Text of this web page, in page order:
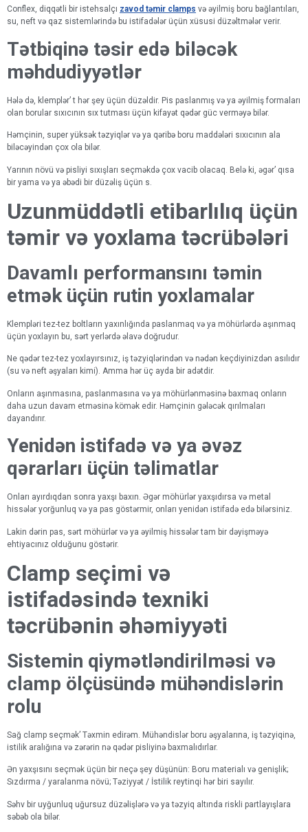
Conflex, diqqətli bir istehsalçı zavod təmir clamps və əyilmiş boru bağlantıları,
su, neft və qaz sistemlərində bu istifadələr üçün xüsusi düzəltmələr verir.
Tətbiqinə təsir edə biləcək
məhdudiyyətlər
Hələ də, klemplər’ t hər şey üçün düzəldir. Pis paslanmış və ya əyilmiş formaları
olan borular sıxıcının sıx tutması üçün kifayət qədər güc verməyə bilər.
Həmçinin, super yüksək təzyiqlər və ya qəribə boru maddələri sıxıcının ala
biləcəyindən çox ola bilər.
Yarının növü və pisliyi sıxışları seçməkdə çox vacib olacaq. Belə ki, əgər’ qısa
bir yama və ya əbədi bir düzəliş üçün s.
Uzunmüddətli etibarlılıq üçün
təmir və yoxlama təcrübələri
Davamlı performansını təmin
etmək üçün rutin yoxlamalar
Klempləri tez-tez boltların yaxınlığında paslanmaq və ya möhürlərdə aşınmaq
üçün yoxlayın bu, sərt yerlərdə əlavə doğrudur.
Ne qədər tez-tez yoxlayırsınız, iş təzyiqlərindən və nədən keçdiyinizdən asılıdır
(su və neft əşyaları kimi). Amma hər üç ayda bir adətdir.
Onların aşınmasına, paslanmasına və ya möhürlənməsinə baxmaq onların
daha uzun davam etməsinə kömək edir. Həmçinin gələcək qırılmaları
dayandırır.
Yenidən istifadə və ya əvəz
qərarları üçün təlimatlar
Onları ayırdıqdan sonra yaxşı baxın. Əgər möhürlər yaxşıdırsa və metal
hissələr yorğunluq və ya pas göstərmir, onları yenidən istifadə edə bilərsiniz.
Lakin dərin pas, sərt möhürlər və ya əyilmiş hissələr tam bir dəyişməyə
ehtiyacınız olduğunu göstərir.
Clamp seçimi və
istifadəsində texniki
təcrübənin əhəmiyyəti
Sistemin qiymətləndirilməsi və
clamp ölçüsündə mühəndislərin
rolu
Sağ clamp seçmək’ Təxmin edirəm. Mühəndislər boru əşyalarına, iş təzyiqinə,
istilik aralığına və zərərin nə qədər pisliyinə baxmalıdırlar.
Ən yaxşısını seçmək üçün bir neçə şey düşünün: Boru materialı və genişlik;
Sızdırma / yaralanma növü; Təziyyət / İstilik reytinqi hər biri sayılır.
Səhv bir uyğunluq uğursuz düzəlişlərə və ya təzyiq altında riskli partlayışlara
səbəb ola bilər.